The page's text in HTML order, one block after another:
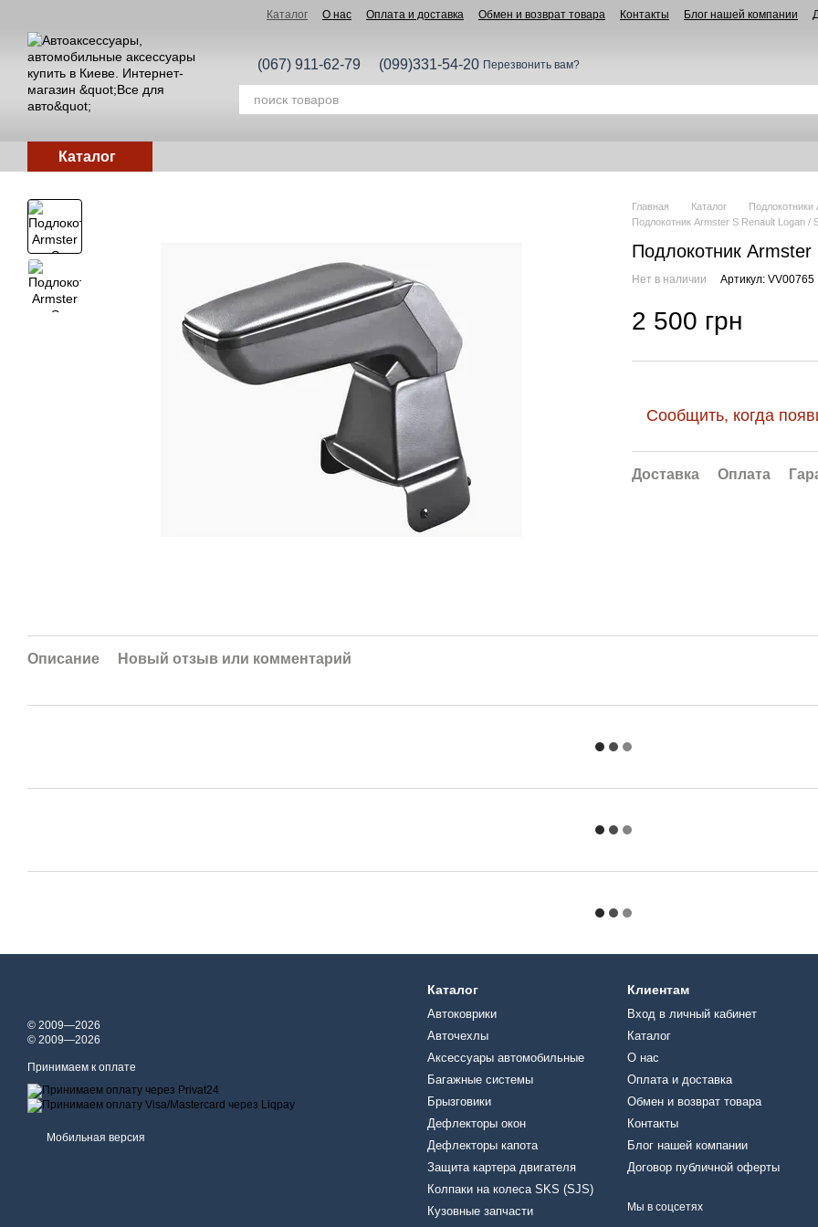
Каталог О нас Оплата и доставка Обмен и возврат товара Контакты Блог нашей компании
(067) 911-62-79 (099)331-54-20 Перезвонить вам?
Каталог
Главная Каталог Подлокотники
Подлокотник Armster S Renault Logan /
Подлокотник Armster
Нет в наличии Артикул: VV00765
2 500 грн
Сообщить, когда
Доставка Оплата
Описание Новый отзыв или комментарий
© 2009—2026
© 2009—2026
Принимаем к оплате
Мобильная версия
Каталог
Автоковрики
Авточехлы
Аксессуары автомобильные
Багажные системы
Брызговики
Дефлекторы окон
Дефлекторы капота
Защита картера двигателя
Колпаки на колеса SKS (SJS)
Кузовные запчасти
Клиентам
Вход в личный кабинет
Каталог
О нас
Оплата и доставка
Обмен и возврат товара
Контакты
Блог нашей компании
Договор публичной оферты
Мы в соцсетях